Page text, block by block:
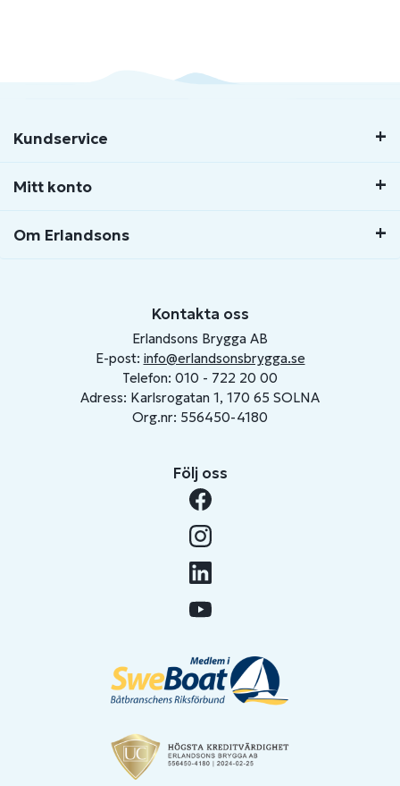
Kundservice
Mitt konto
Om Erlandsons
Kontakta oss
Erlandsons Brygga AB
E-post: info@erlandsonsbrygga.se
Telefon: 010 - 722 20 00
Adress: Karlsrogatan 1, 170 65 SOLNA
Org.nr: 556450-4180
Följ oss